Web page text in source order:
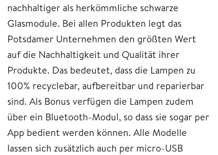
nachhaltiger als herkömmliche schwarze
Glasmodule. Bei allen Produkten legt das
Potsdamer Unternehmen den größten Wert
auf die Nachhaltigkeit und Qualität ihrer
Produkte. Das bedeutet, dass die Lampen zu
100% recyclebar, aufbereitbar und reparierbar
sind. Als Bonus verfügen die Lampen zudem
über ein Bluetooth-Modul, so dass sie sogar per
App bedient werden können. Alle Modelle
lassen sich zusätzlich auch per micro-USB